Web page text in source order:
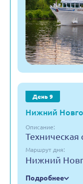
День 9
Нижний
Описание:
Техническая
Маршрут дня:
Нижний
Подробнее